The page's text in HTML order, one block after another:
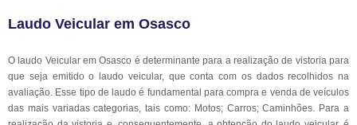
Laudo Veicular em Osasco
O laudo Veicular em Osasco é determinante para a realização de vistoria para
que seja emitido o laudo veicular, que conta com os dados recolhidos na
avaliação. Esse tipo de laudo é fundamental para compra e venda de veículos
das mais variadas categorias, tais como: Motos; Carros; Caminhões. Para a